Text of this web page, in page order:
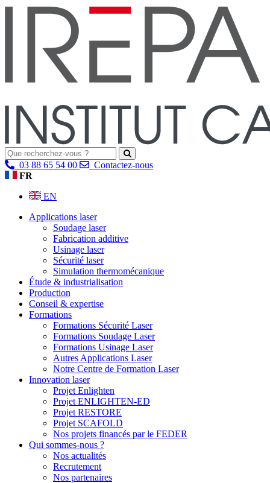
03 88 65 54 00
Contactez-nous
FR
EN
Applications laser
Soudage laser
Fabrication additive
Usinage laser
Sécurité laser
Simulation thermomécanique
Étude & industrialisation
Production
Conseil & expertise
Formations
Formations Sécurité Laser
Formations Soudage Laser
Formations Usinage Laser
Autres Applications Laser
Notre Centre de Formation Laser
Innovation laser
Projet Enlighten
Projet ENLIGHTEN-ED
Projet RESTORE
Projet SCAFOLD
Nos projets financés par le FEDER
Qui sommes-nous ?
Nos actualités
Recrutement
Nos partenaires